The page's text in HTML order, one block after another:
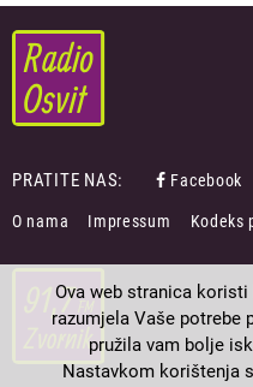
PRATITE NAS: Facebook
FOOTER
MENU
O nama Impressum Kodeks
Ova web stranica
razumjela Vaše potrebe
pružila vam bolje
Nastavkom korištenja